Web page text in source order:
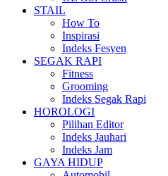
STAIL
How To
Inspirasi
Indeks Fesyen
SEGAK RAPI
Fitness
Grooming
Indeks Segak Rapi
HOROLOGI
Pilihan Editor
Indeks Jauhari
Indeks Jam
GAYA HIDUP